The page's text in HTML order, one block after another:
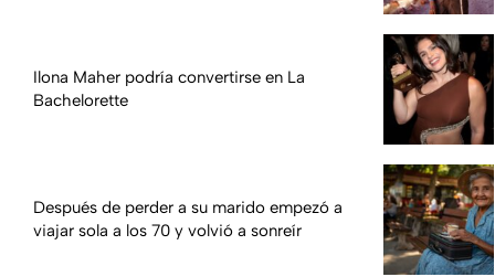
Ilona Maher podría convertirse en La
Bachelorette
Después de perder a su marido empezó a
viajar sola a los 70 y volvió a sonreír